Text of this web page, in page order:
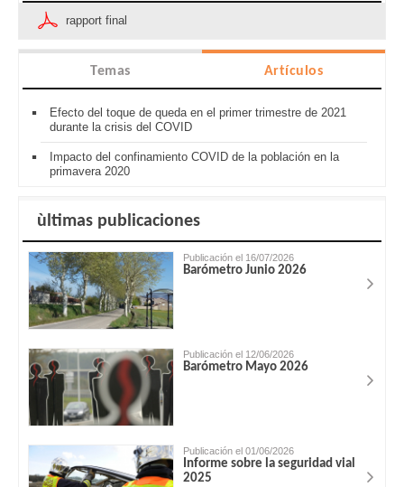
rapport final
Temas Artículos
Efecto del toque de queda en el primer trimestre de 2021
durante la crisis del COVID
Impacto del confinamiento COVID de la población en la
primavera 2020
ùltimas publicaciones
Publicación el 16/07/2026
Barómetro Junio 2026
Publicación el 12/06/2026
Barómetro Mayo 2026
Publicación el 01/06/2026
Informe sobre la seguridad vial
2025